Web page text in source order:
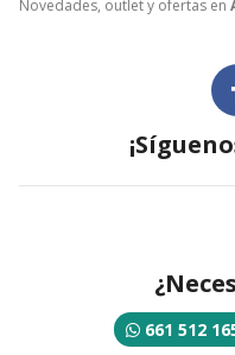
Novedades, outlet y ofertas en
661 512